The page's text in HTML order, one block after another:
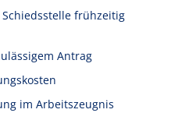
frühzeitig
Antrag
im Arbeitszeugnis